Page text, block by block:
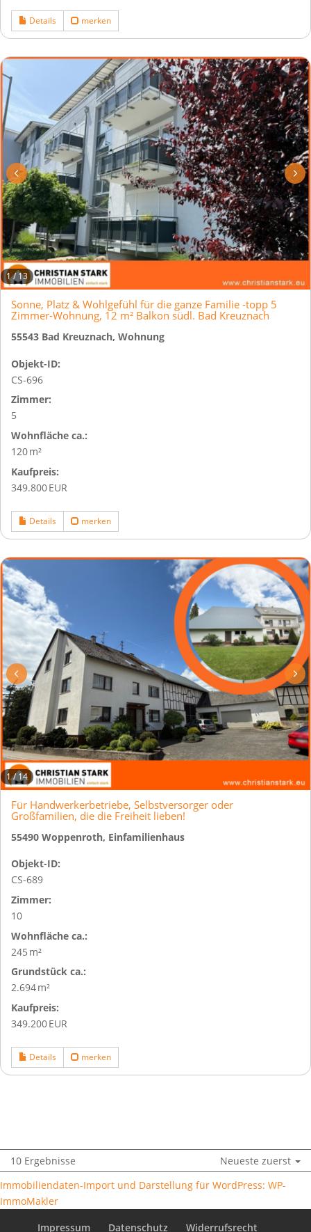
Details merken
1/13
Sonne, Platz & Wohlgefühl für die ganze Familie -topp 5
Zimmer-Wohnung, 12 m² Balkon südl. Bad Kreuznach
55543 Bad Kreuznach, Wohnung
Objekt-ID:
CS-696
Zimmer:
5
Wohnfläche ca.:
120 m²
Kaufpreis:
349.800 EUR
Details merken
1/14
Für Handwerkerbetriebe, Selbstversorger oder
Großfamilien, die die Freiheit lieben!
55490 Woppenroth, Einfamilienhaus
Objekt-ID:
CS-689
Zimmer:
10
Wohnfläche ca.:
245 m²
Grund­stück ca.:
2.694 m²
Kaufpreis:
349.200 EUR
Details merken
10 Ergebnisse
Neueste zuerst
Immobiliendaten-Import und Darstellung für WordPress: WP-
ImmoMakler
Impressum
Datenschutz Widerrufsrecht